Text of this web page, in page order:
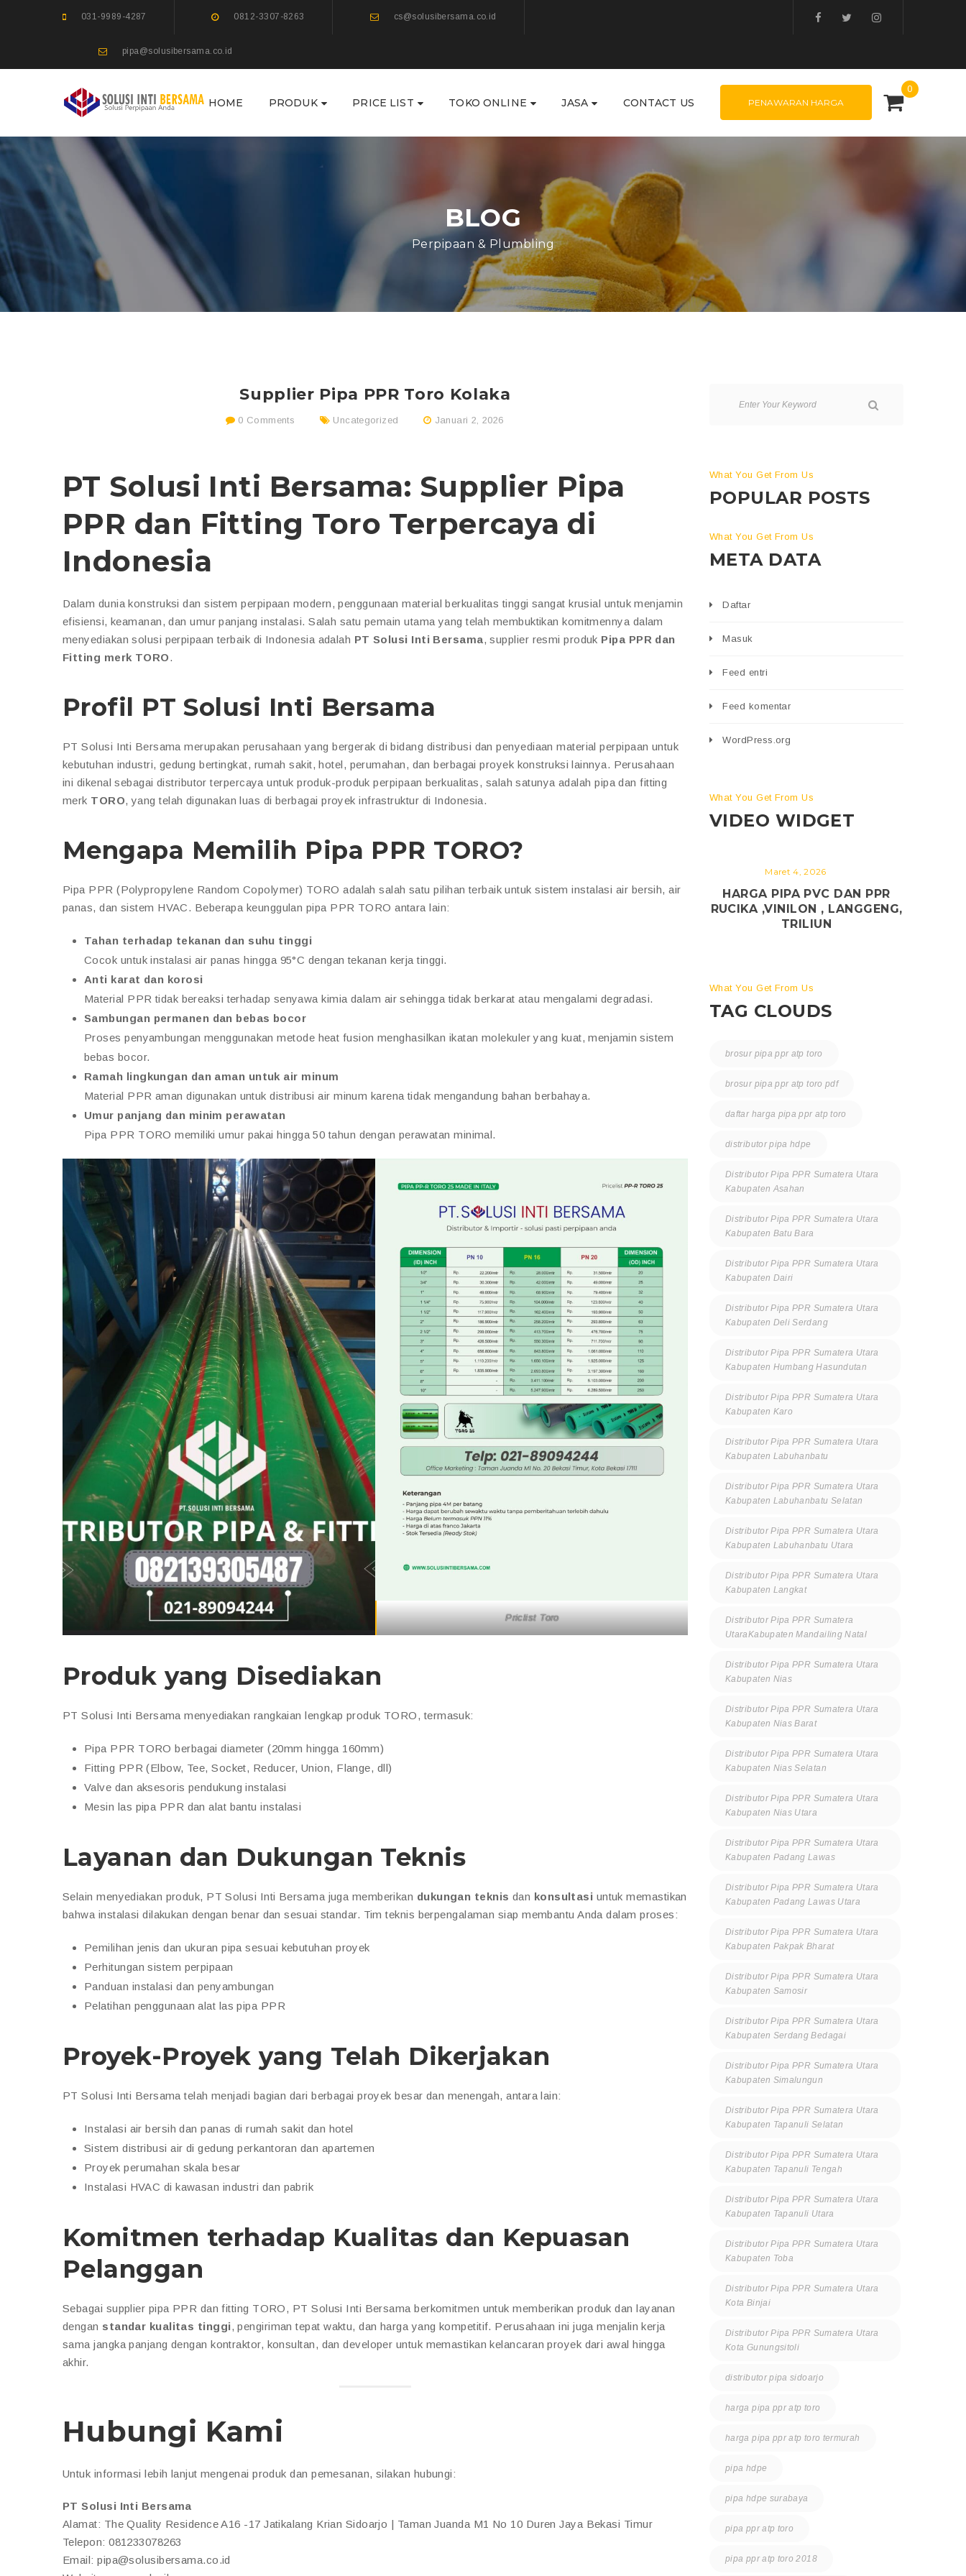
031-9989-4287 0812-3307-8263 cs@solusibersama.co.id
pipa@solusibersama.co.id
HOME PRODUK PRICE LIST TOKO ONLINE JASA CONTACT US PENAWARAN HARGA
0
BLOG
Perpipaan & Plumbling
Supplier Pipa PPR Toro Kolaka
0 Comments Uncategorized Januari 2, 2026
PT Solusi Inti Bersama: Supplier Pipa
PPR dan Fitting Toro Terpercaya di
Indonesia
Dalam dunia konstruksi dan sistem perpipaan modern, penggunaan material berkualitas tinggi sangat krusial untuk menjamin
efisiensi, keamanan, dan umur panjang instalasi. Salah satu pemain utama yang telah membuktikan komitmennya dalam
menyediakan solusi perpipaan terbaik di Indonesia adalah PT Solusi Inti Bersama, supplier resmi produk Pipa PPR dan
Fitting merk TORO.
Profil PT Solusi Inti Bersama
PT Solusi Inti Bersama merupakan perusahaan yang bergerak di bidang distribusi dan penyediaan material perpipaan untuk
kebutuhan industri, gedung bertingkat, rumah sakit, hotel, perumahan, dan berbagai proyek konstruksi lainnya. Perusahaan
ini dikenal sebagai distributor terpercaya untuk produk-produk perpipaan berkualitas, salah satunya adalah pipa dan fitting
merk TORO, yang telah digunakan luas di berbagai proyek infrastruktur di Indonesia.
Mengapa Memilih Pipa PPR TORO?
Pipa PPR (Polypropylene Random Copolymer) TORO adalah salah satu pilihan terbaik untuk sistem instalasi air bersih, air
panas, dan sistem HVAC. Beberapa keunggulan pipa PPR TORO antara lain:
Tahan terhadap tekanan dan suhu tinggi
Cocok untuk instalasi air panas hingga 95°C dengan tekanan kerja tinggi.
Anti karat dan korosi
Material PPR tidak bereaksi terhadap senyawa kimia dalam air sehingga tidak berkarat atau mengalami degradasi.
Sambungan permanen dan bebas bocor
Proses penyambungan menggunakan metode heat fusion menghasilkan ikatan molekuler yang kuat, menjamin sistem
bebas bocor.
Ramah lingkungan dan aman untuk air minum
Material PPR aman digunakan untuk distribusi air minum karena tidak mengandung bahan berbahaya.
Umur panjang dan minim perawatan
Pipa PPR TORO memiliki umur pakai hingga 50 tahun dengan perawatan minimal.
Priclist Toro
Produk yang Disediakan
PT Solusi Inti Bersama menyediakan rangkaian lengkap produk TORO, termasuk:
Pipa PPR TORO berbagai diameter (20mm hingga 160mm)
Fitting PPR (Elbow, Tee, Socket, Reducer, Union, Flange, dll)
Valve dan aksesoris pendukung instalasi
Mesin las pipa PPR dan alat bantu instalasi
Layanan dan Dukungan Teknis
Selain menyediakan produk, PT Solusi Inti Bersama juga memberikan dukungan teknis dan konsultasi untuk memastikan
bahwa instalasi dilakukan dengan benar dan sesuai standar. Tim teknis berpengalaman siap membantu Anda dalam proses:
Pemilihan jenis dan ukuran pipa sesuai kebutuhan proyek
Perhitungan sistem perpipaan
Panduan instalasi dan penyambungan
Pelatihan penggunaan alat las pipa PPR
Proyek-Proyek yang Telah Dikerjakan
PT Solusi Inti Bersama telah menjadi bagian dari berbagai proyek besar dan menengah, antara lain:
Instalasi air bersih dan panas di rumah sakit dan hotel
Sistem distribusi air di gedung perkantoran dan apartemen
Proyek perumahan skala besar
Instalasi HVAC di kawasan industri dan pabrik
Komitmen terhadap Kualitas dan Kepuasan
Pelanggan
Sebagai supplier pipa PPR dan fitting TORO, PT Solusi Inti Bersama berkomitmen untuk memberikan produk dan layanan
dengan standar kualitas tinggi, pengiriman tepat waktu, dan harga yang kompetitif. Perusahaan ini juga menjalin kerja
sama jangka panjang dengan kontraktor, konsultan, dan developer untuk memastikan kelancaran proyek dari awal hingga
akhir.
Hubungi Kami
Untuk informasi lebih lanjut mengenai produk dan pemesanan, silakan hubungi:
PT Solusi Inti Bersama
Alamat: The Quality Residence A16 -17 Jatikalang Krian Sidoarjo | Taman Juanda M1 No 10 Duren Jaya Bekasi Timur
Telepon: 081233078263
Email: pipa@solusibersama.co.id
What You Get From Us
POPULAR POSTS
What You Get From Us
META DATA
Daftar
Masuk
Feed entri
Feed komentar
WordPress.org
What You Get From Us
VIDEO WIDGET
Maret 4, 2026
HARGA PIPA PVC DAN PPR
RUCIKA ,VINILON , LANGGENG,
TRILIUN
What You Get From Us
TAG CLOUDS
brosur pipa ppr atp toro
brosur pipa ppr atp toro pdf
daftar harga pipa ppr atp toro
distributor pipa hdpe
Distributor Pipa PPR Sumatera Utara
Kabupaten Asahan
Distributor Pipa PPR Sumatera Utara
Kabupaten Batu Bara
Distributor Pipa PPR Sumatera Utara
Kabupaten Dairi
Distributor Pipa PPR Sumatera Utara
Kabupaten Deli Serdang
Distributor Pipa PPR Sumatera Utara
Kabupaten Humbang Hasundutan
Distributor Pipa PPR Sumatera Utara
Kabupaten Karo
Distributor Pipa PPR Sumatera Utara
Kabupaten Labuhanbatu
Distributor Pipa PPR Sumatera Utara
Kabupaten Labuhanbatu Selatan
Distributor Pipa PPR Sumatera Utara
Kabupaten Labuhanbatu Utara
Distributor Pipa PPR Sumatera Utara
Kabupaten Langkat
Distributor Pipa PPR Sumatera
UtaraKabupaten Mandailing Natal
Distributor Pipa PPR Sumatera Utara
Kabupaten Nias
Distributor Pipa PPR Sumatera Utara
Kabupaten Nias Barat
Distributor Pipa PPR Sumatera Utara
Kabupaten Nias Selatan
Distributor Pipa PPR Sumatera Utara
Kabupaten Nias Utara
Distributor Pipa PPR Sumatera Utara
Kabupaten Padang Lawas
Distributor Pipa PPR Sumatera Utara
Kabupaten Padang Lawas Utara
Distributor Pipa PPR Sumatera Utara
Kabupaten Pakpak Bharat
Distributor Pipa PPR Sumatera Utara
Kabupaten Samosir
Distributor Pipa PPR Sumatera Utara
Kabupaten Serdang Bedagai
Distributor Pipa PPR Sumatera Utara
Kabupaten Simalungun
Distributor Pipa PPR Sumatera Utara
Kabupaten Tapanuli Selatan
Distributor Pipa PPR Sumatera Utara
Kabupaten Tapanuli Tengah
Distributor Pipa PPR Sumatera Utara
Kabupaten Tapanuli Utara
Distributor Pipa PPR Sumatera Utara
Kabupaten Toba
Distributor Pipa PPR Sumatera Utara
Kota Binjai
Distributor Pipa PPR Sumatera Utara
Kota Gunungsitoli
distributor pipa sidoarjo
harga pipa ppr atp toro
harga pipa ppr atp toro termurah
pipa hdpe
pipa hdpe surabaya
pipa ppr atp toro
pipa ppr atp toro 2018